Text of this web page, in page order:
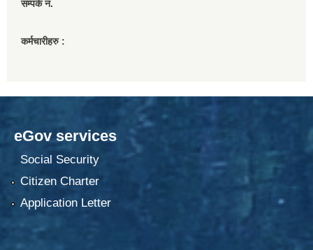
सम्पर्क नं.
कर्मचारीहरु :
eGov services
Social Security
Citizen Charter
Application Letter